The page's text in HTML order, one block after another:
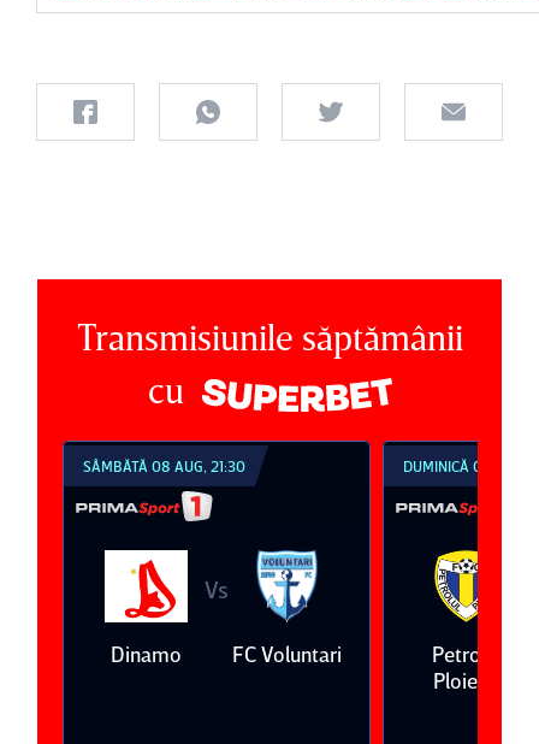
Transmisiunile săptămânii
cu
SÂMBĂTĂ 08 AUG, 21:30
Dinamo
Vs
FC Voluntari
DUMINICĂ 09 AUG,
Petrolul
Ploieşti